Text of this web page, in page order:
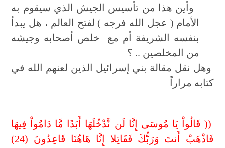
وأين هذا من تأسيس الجيش الذي سيقوم به
الأمام ( عجل الله فرجه ) لفتح العالم ، هل يبدأ
بنفسه الشريفة أم مع خلص أصحابه وجيشه
من المخلصين .. ؟
وهل نقل مقالة بني إسرائيل الذين لعنهم الله في
كتابه مراراً
(( قَالُواْ يَا مُوسَى إِنَّا لَن نَّدْخُلَهَا أَبَدًا مَّا دَامُواْ فِيهَا
فَاذْهَبْ أَنتَ وَرَبُّكَ فَقَاتِلا إِنَّا هَاهُنَا قَاعِدُونَ (24)